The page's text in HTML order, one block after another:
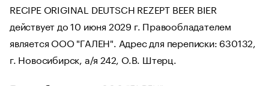
RECIPE ORIGINAL DEUTSCH REZEPT BEER BIER
действует до 10 июня 2029 г. Правообладателем
является ООО "ГАЛЕН". Адрес для переписки: 630132,
г. Новосибирск, а/я 242, О.В. Штерц.